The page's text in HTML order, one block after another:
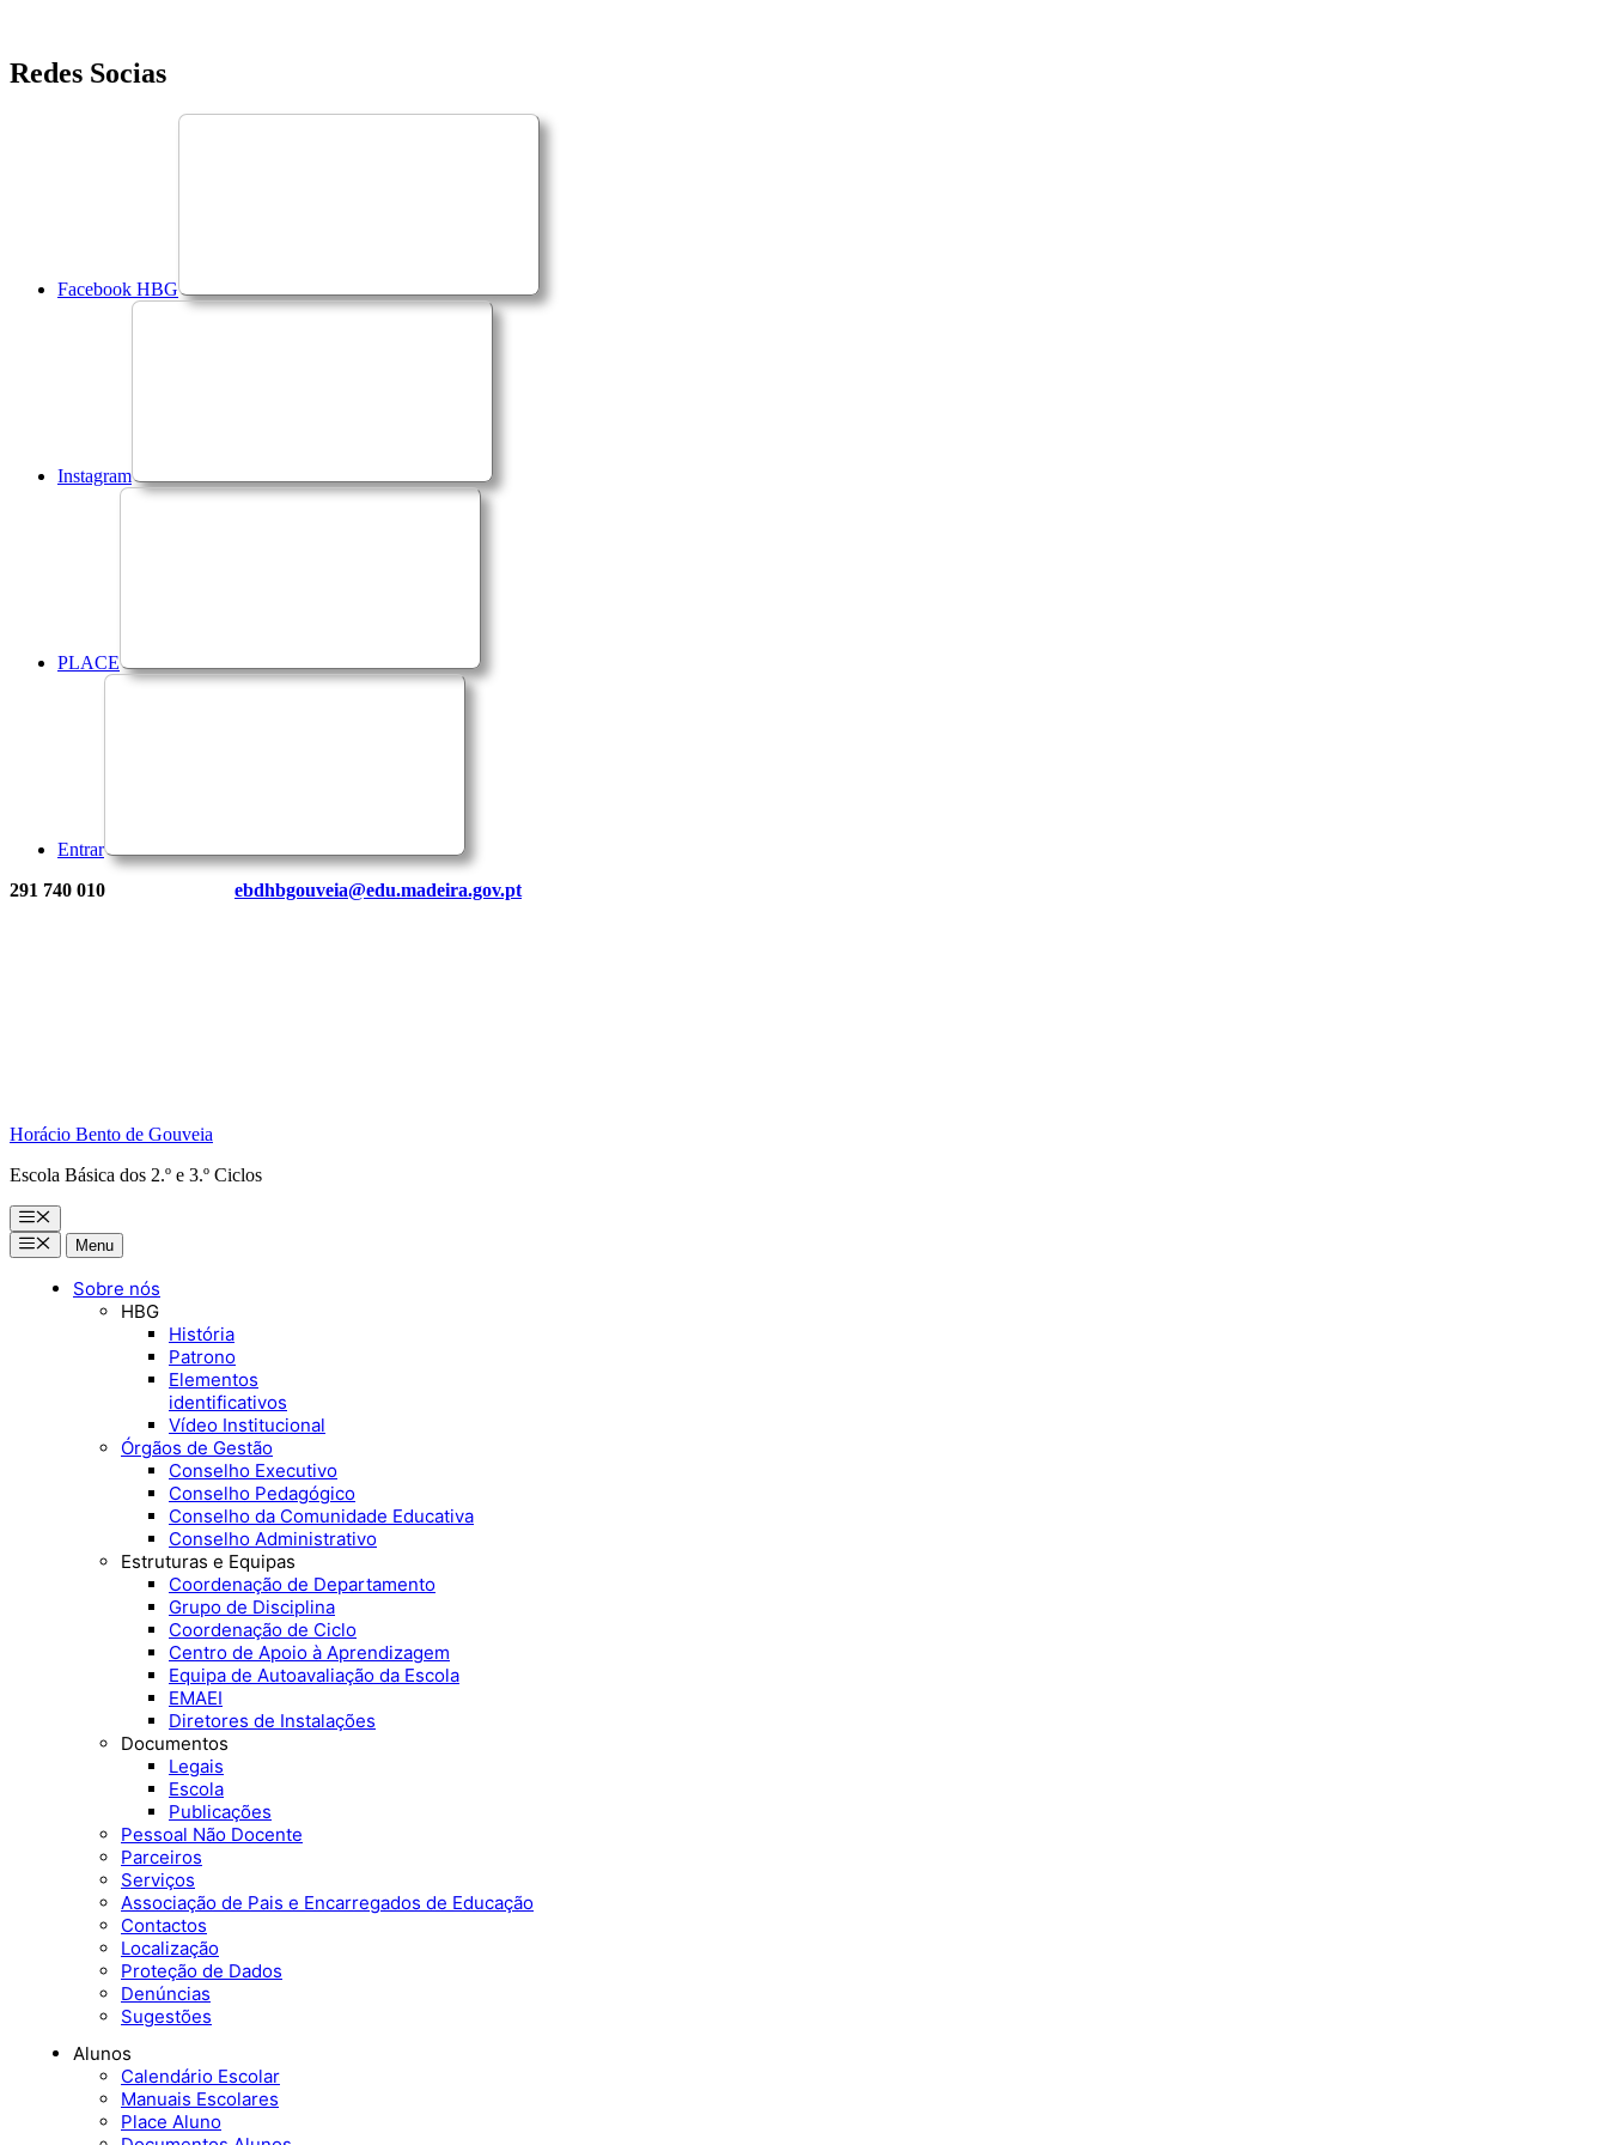
Saltar
para
Redes Socias
Facebook HBG
Instagram
PLACE
Entrar
291 740 010 ebdhbgouveia@edu.madeira.gov.pt
Horácio Bento de Gouveia
Escola Básica dos 2.º e 3.º Ciclos
Menu
MenuMenu
Sobre nós
HBG
História
Patrono
Elementos
identificativos
Vídeo Institucional
Órgãos de Gestão
Conselho Executivo
Conselho Pedagógico
Conselho da Comunidade Educativa
Conselho Administrativo
Estruturas e Equipas
Coordenação de Departamento
Grupo de Disciplina
Coordenação de Ciclo
Centro de Apoio à Aprendizagem
Equipa de Autoavaliação da Escola
EMAEI
Diretores de Instalações
Documentos
Legais
Escola
Publicações
Pessoal Não Docente
Parceiros
Serviços
Associação de Pais e Encarregados de Educação
Contactos
Localização
Proteção de Dados
Denúncias
Sugestões
Alunos
Calendário Escolar
Manuais Escolares
Place Aluno